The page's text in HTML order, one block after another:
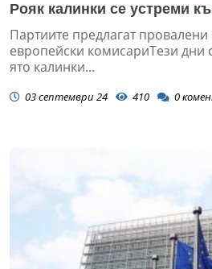
Рояк калинки се устреми
Партиите предлагат
европейски комисариТези дни
ято калинки...
03 септември 24 410 0